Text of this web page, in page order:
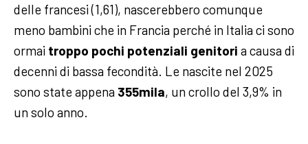
delle francesi (1,61), nascerebbero comunque
meno bambini che in Francia perché in Italia ci sono
ormai troppo pochi potenziali genitori a causa di
decenni di bassa fecondità. Le nascite nel 2025
sono state appena 355mila, un crollo del 3,9% in
un solo anno.